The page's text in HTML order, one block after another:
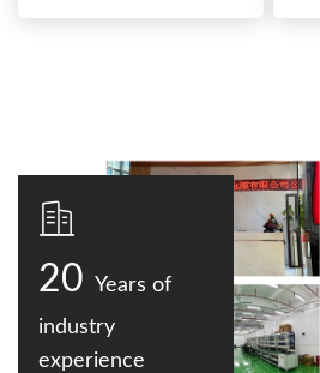
20 Years of
industry
experience